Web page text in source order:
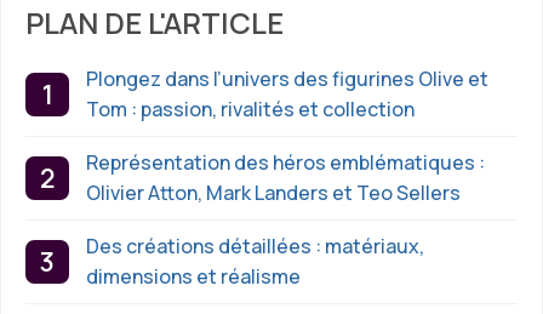
PLAN DE L'ARTICLE
Plongez dans l’univers des figurines Olive et
Tom : passion, rivalités et collection
Représentation des héros emblématiques :
Olivier Atton, Mark Landers et Teo Sellers
Des créations détaillées : matériaux,
dimensions et réalisme